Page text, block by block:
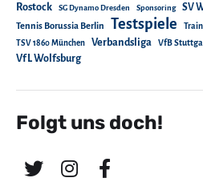
Rostock SG Dynamo Dresden Sponsoring SV
Tennis Borussia Berlin Testspiele
TSV 1860 München Verbandsliga VfB
VfL Wolfsburg
Folgt uns doch!